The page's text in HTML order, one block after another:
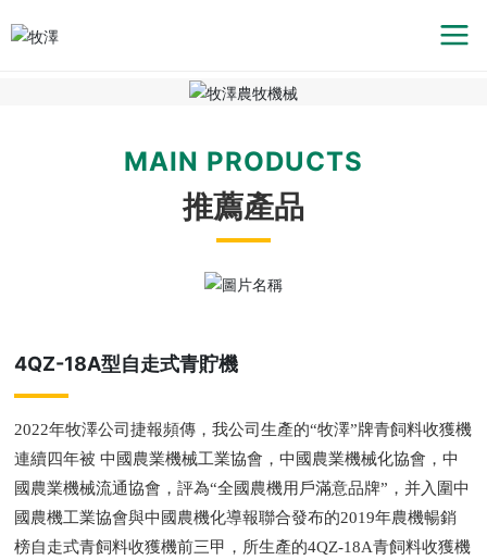
MAIN PRODUCTS
推薦產品
4QZ-18A型自走式青貯機
2022年牧澤公司捷報頻傳，我公司生產的“牧澤”牌青飼料收獲機
連續四年被 中國農業機械工業協會，中國農業機械化協會，中
國農業機械流通協會，評為“全國農機用戶滿意品牌”，并入圍中
國農機工業協會與中國農機化導報聯合發布的2019年農機暢銷
榜自走式青飼料收獲機前三甲，所生產的4QZ-18A青飼料收獲機